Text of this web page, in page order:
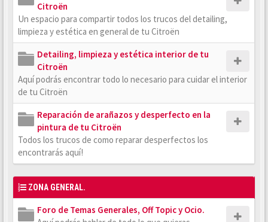
Citroën
Un espacio para compartir todos los trucos del detailing,
limpieza y estética en general de tu Citroën
Detailing, limpieza y estética interior de tu
Citroën
Aquí podrás encontrar todo lo necesario para cuidar el interior
de tu Citroën
Reparación de arañazos y desperfecto en la
pintura de tu Citroën
Todos los trucos de como reparar desperfectos los
encontrarás aquí!
ZONA GENERAL.
Foro de Temas Generales, Off Topic y Ocio.